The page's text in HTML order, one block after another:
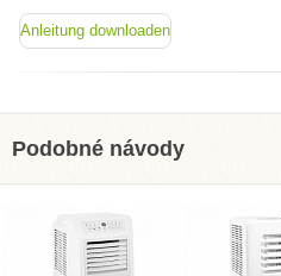
Anleitung downloaden
Podobné návody